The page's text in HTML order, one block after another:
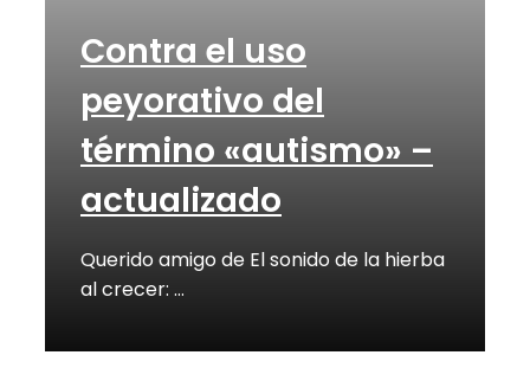
Contra el uso
peyorativo del
término «autismo» –
actualizado
Querido amigo de El sonido de la hierba
al crecer: …